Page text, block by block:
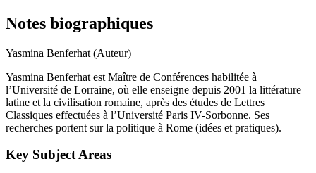
Notes biographiques
Yasmina Benferhat (Auteur)
Yasmina Benferhat est Maître de Conférences habilitée à
l’Université de Lorraine, où elle enseigne depuis 2001 la littérature
latine et la civilisation romaine, après des études de Lettres
Classiques effectuées à l’Université Paris IV-Sorbonne. Ses
recherches portent sur la politique à Rome (idées et pratiques).
Key Subject Areas